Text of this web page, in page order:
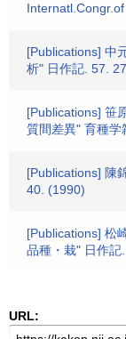
[Publications] 中
析" 日作記. 57.
[Publications] 笹
質間差異" 育種
[Publications] 陳
40. (1990)
[Publications] 松
品種・栽" 日作記
URL: